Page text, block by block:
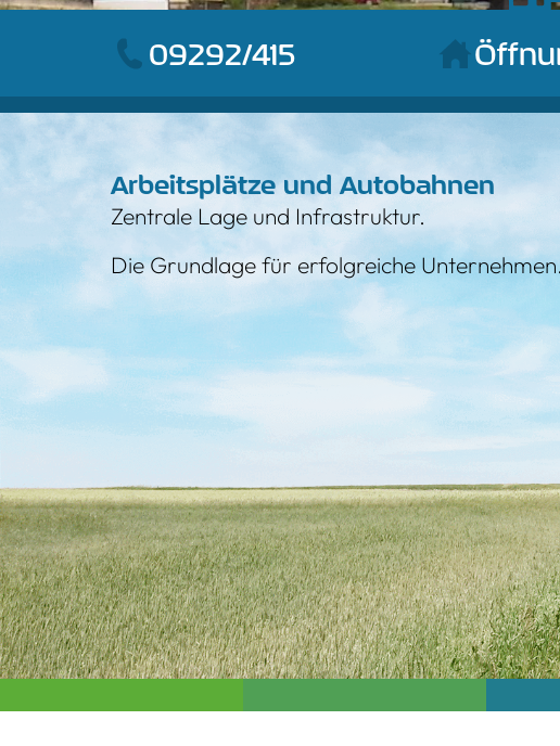
09292/415
Arbeitsplätze und Autobahnen
Zentrale Lage und Infrastruktur.
Die Grundlage für erfolgreiche Unternehmen.